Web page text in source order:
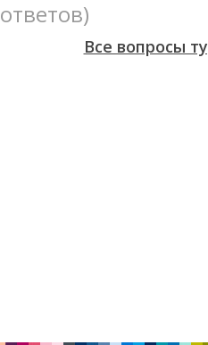
ответов)
Все вопросы